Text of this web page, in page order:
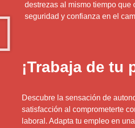
destrezas al mismo tiempo que
seguridad y confianza en el
¡Trabaja de tu
Descubre la sensación de
satisfacción al comprometerte
laboral. Adapta tu empleo en